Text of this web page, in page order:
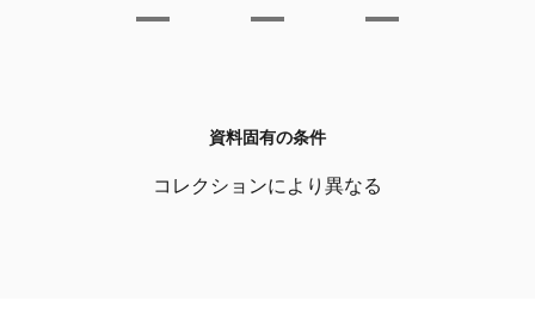
資料固有の条件
コレクションにより異なる